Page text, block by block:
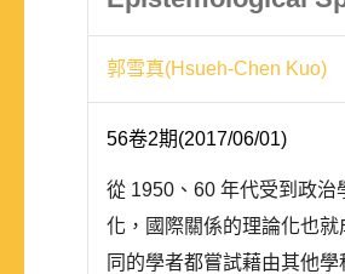
郭雪真(Hsueh-Chen Kuo)
56卷2期(2017/06/01)
從 1950、60 年代受到政治
化，國際關係的理論化也
同的學者都嘗試藉由其他